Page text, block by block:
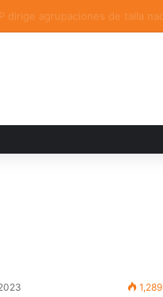
Verano de Escuelas Aztecas
1,289